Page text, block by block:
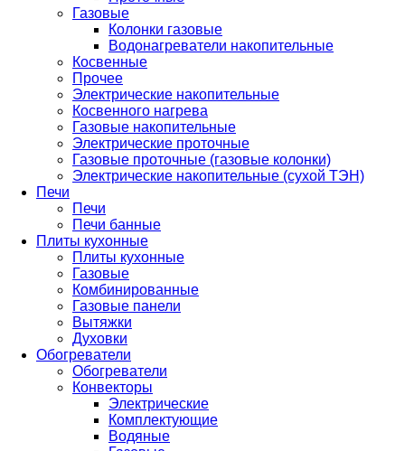
Газовые
Колонки газовые
Водонагреватели накопительные
Косвенные
Прочее
Электрические накопительные
Косвенного нагрева
Газовые накопительные
Электрические проточные
Газовые проточные (газовые колонки)
Электрические накопительные (сухой ТЭН)
Печи
Печи
Печи банные
Плиты кухонные
Плиты кухонные
Газовые
Комбинированные
Газовые панели
Вытяжки
Духовки
Обогреватели
Обогреватели
Конвекторы
Электрические
Комплектующие
Водяные